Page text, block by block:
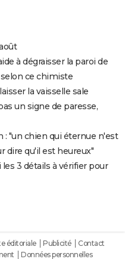
à dégraisser la paroi de
ce chimiste
la vaisselle sale
un signe de paresse,
: "un chien qui éternue n'est
dire qu'il est heureux"
3 détails à vérifier pour
éditoriale Publicité
Contact
Données personnelles